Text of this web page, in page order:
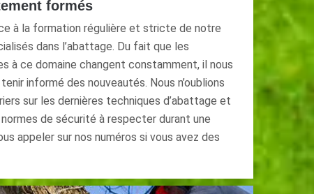
formés
à la formation régulière et stricte de notre
dans l’abattage. Du fait que les
à ce domaine changent constamment, il nous
informé des nouveautés. Nous n’oublions
sur les dernières techniques d’abattage et
de sécurité à respecter durant une
appeler sur nos numéros si vous avez des